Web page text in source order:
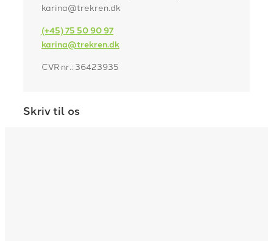
karina@trekren.dk
(+45) 75 50 90 97
karina@trekren.dk
CVR nr.: 36423935
Skriv til os